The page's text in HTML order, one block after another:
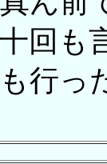
回も
行っ